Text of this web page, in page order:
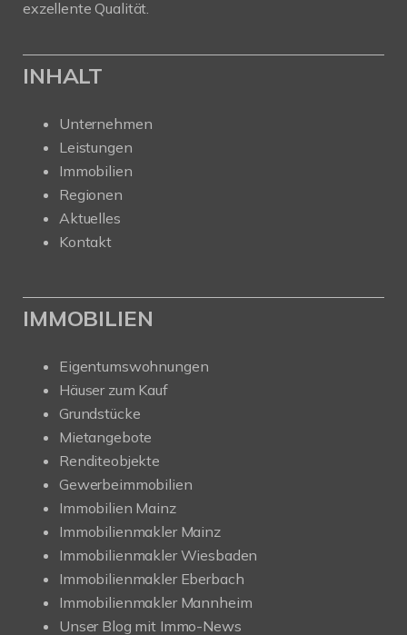
exzellente Qualität.
INHALT
Unternehmen
Leistungen
Immobilien
Regionen
Aktuelles
Kontakt
IMMOBILIEN
Eigentumswohnungen
Häuser zum Kauf
Grundstücke
Mietangebote
Renditeobjekte
Gewerbeimmobilien
Immobilien Mainz
Immobilienmakler Mainz
Immobilienmakler Wiesbaden
Immobilienmakler Eberbach
Immobilienmakler Mannheim
Unser Blog mit Immo-News